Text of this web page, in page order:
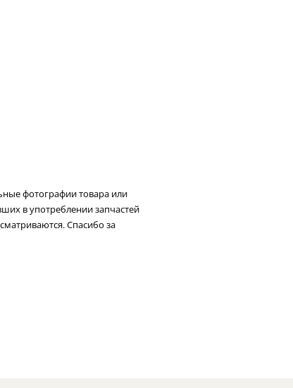
фотографии товара или
в употреблении запчастей
Спасибо за